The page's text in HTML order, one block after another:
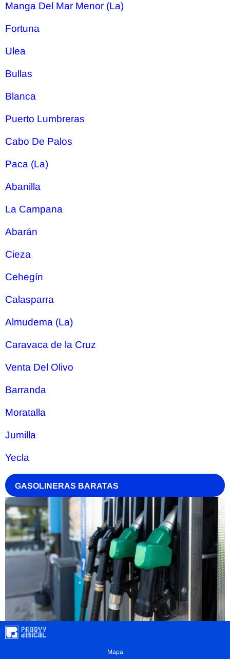
Manga Del Mar Menor (La)
Fortuna
Ulea
Bullas
Blanca
Puerto Lumbreras
Cabo De Palos
Paca (La)
Abanilla
La Campana
Abarán
Cieza
Cehegín
Calasparra
Almudema (La)
Caravaca de la Cruz
Venta Del Olivo
Barranda
Moratalla
Jumilla
Yecla
GASOLINERAS BARATAS
Mapa